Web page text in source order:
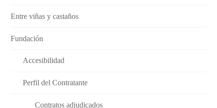
Entre viñas y castaños
Fundación
Accesibilidad
Perfil del Contratante
Contratos adjudicados